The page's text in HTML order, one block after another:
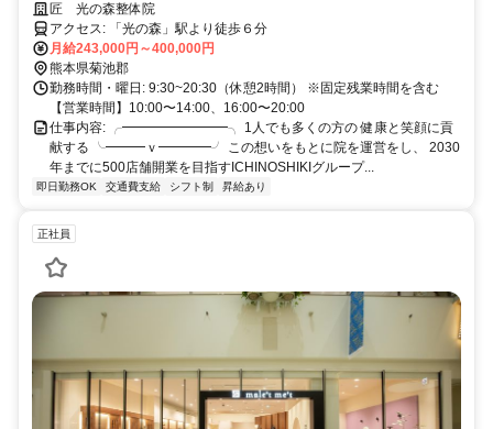
実｜キャリアアップの機会多数｜賞与平均200万円／年｜1000万円プレ
イヤーも目指せる
匠 光の森整体院
アクセス: 「光の森」駅より徒歩６分
月給243,000円～400,000円
熊本県菊池郡
勤務時間・曜日: 9:30~20:30（休憩2時間） ※固定残業時間を含む
【営業時間】10:00〜14:00、16:00〜20:00
仕事内容: ╭━━━━━━━━╮ 1人でも多くの方の 健康と笑顔に貢
献する ╰━━━ｖ━━━━╯ この想いをもとに院を運営をし、 2030
年までに500店舗開業を目指すICHINOSHIKIグループ...
即日勤務OK 交通費支給 シフト制 昇給あり
正社員